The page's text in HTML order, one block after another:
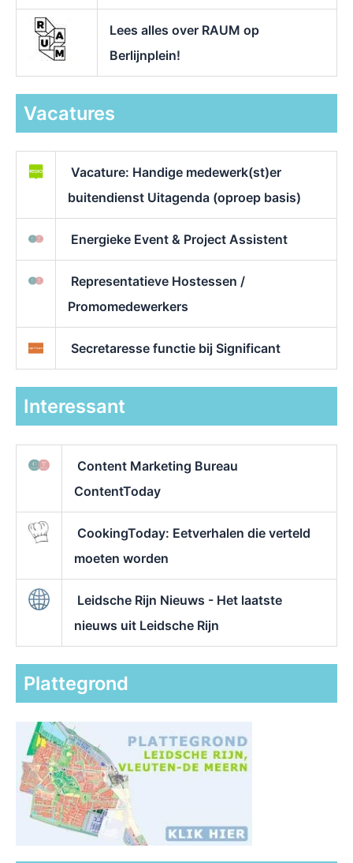
Lees alles over RAUM op
Berlijnplein!
Vacatures
Vacature: Handige medewerk(st)er
buitendienst Uitagenda (oproep basis)
Energieke Event & Project Assistent
Representatieve Hostessen /
Promomedewerkers
Secretaresse functie bij Significant
Interessant
Content Marketing Bureau
ContentToday
CookingToday: Eetverhalen die verteld
moeten worden
Leidsche Rijn Nieuws - Het laatste
nieuws uit Leidsche Rijn
Plattegrond